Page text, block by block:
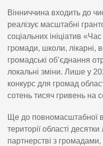
Вінниччина входить до
реалізує масштабні
соціальних ініціатив
громади, школи, лікарні,
громадські об’єднання
локальні зміни. Лише у
конкурс для громад
сотень тисяч гривень на
Ще до повномасштабної
території області
партнерстві з